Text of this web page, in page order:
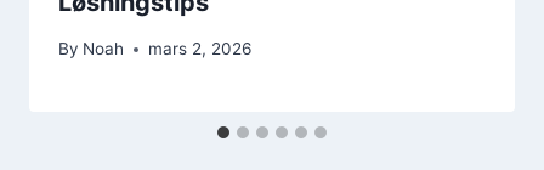
By Noah mars 2, 2026